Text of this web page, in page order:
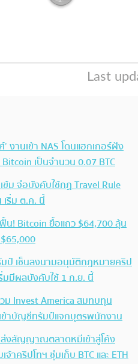
’ งานเข้า NAS โดนแฮกเกอร์ฝัง
Bitcoin เป็นจำนวน 0.07 BTC
ข้ม จ่อบังคับใช้กฏ Travel Rule
ริ่ม ต.ค. นี้
น! Bitcoin ยื้อแถว $64,700 ลุ้น
ป์ เซ็นลงนามอนุมัติกฎหมายคริป
มมีผลบังคับใช้ 1 ก.ย. นี้
ม Invest America สมทบทุน
ข้าบัญชีทรัมป์แจกบุตรพนักงาน
งสัญญาณตลาดหมีเข้าสู่โค้ง
าคริปโทฯ ซุ่มเก็บ BTC และ ETH